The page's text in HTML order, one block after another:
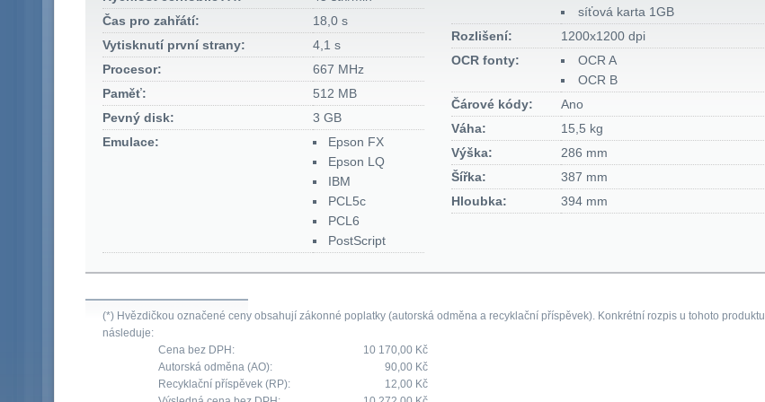
Čas pro zahřátí:
18,0 s
Vytisknutí první strany:
4,1 s
Procesor:
667 MHz
Paměť:
512 MB
Pevný disk:
3 GB
Emulace:
Epson FX
Epson LQ
IBM
PCL5c
PCL6
PostScript
síťová karta 1GB
Rozlišení:
1200x1200 dpi
OCR fonty:
OCR A
OCR B
Čárové kódy:
Ano
Váha:
15,5 kg
Výška:
286 mm
Šířka:
387 mm
Hloubka:
394 mm
(*) Hvězdičkou označené ceny obsahují zákonné poplatky (autorská odměna a recyklační příspěvek). Konkrétní rozpis u tohoto produktu
následuje:
Cena bez DPH:
10 170,00 Kč
Autorská odměna (AO):
90,00 Kč
Recyklační příspěvek (RP):
12,00 Kč